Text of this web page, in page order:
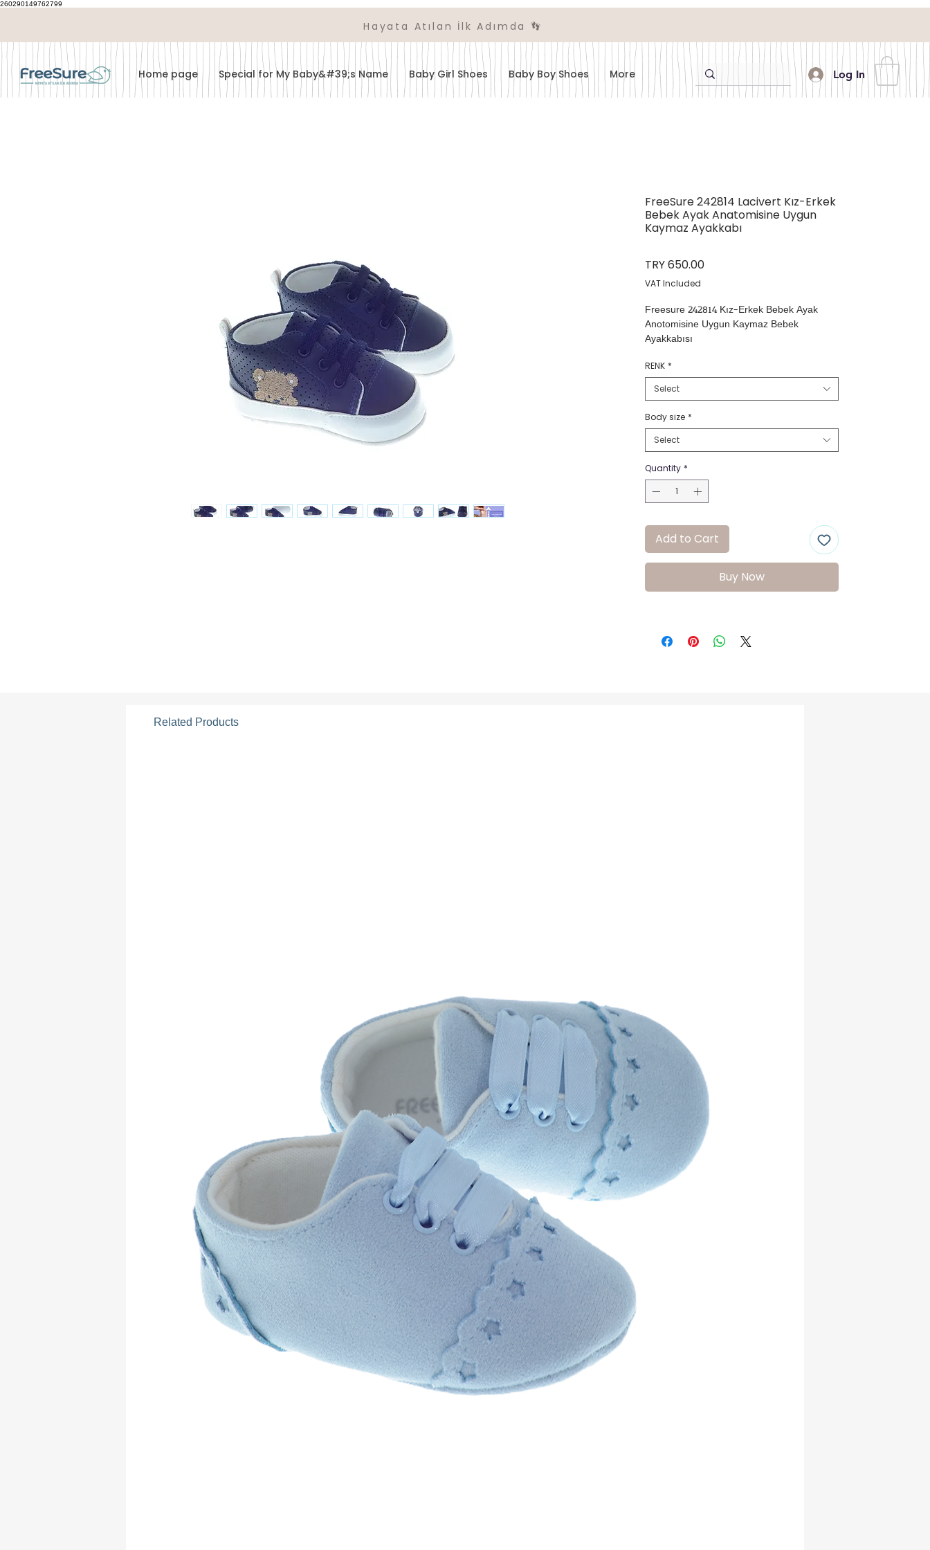
260290149762799
Hayata Atılan İlk Adımda 👣
Home page Special for My Baby&#39;s Name Baby Girl Shoes Baby Boy Shoes More Log In
FreeSure 242814 Lacivert Kız-Erkek
Bebek Ayak Anatomisine Uygun
Kaymaz Ayakkabı
TRY 650.00Price
VAT Included
Freesure 242814 Kız-Erkek Bebek Ayak
Anotomisine Uygun Kaymaz Bebek
Ayakkabısı
RENK *
Select
Body size *
Select
Quantity *
Add to Cart
Buy Now
Related Products